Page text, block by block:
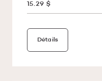
15.29 $
Détails